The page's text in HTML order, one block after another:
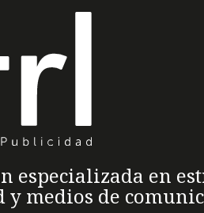
especializada en
medios de